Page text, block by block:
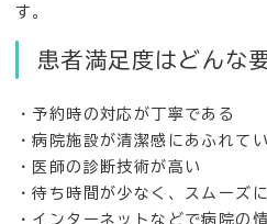
す。
患者満足度はどんな
・予約時の対応が丁寧である
・病院施設が清潔感にあふれて
・医師の診断技術が高い
・待ち時間が少なく、スムーズ
・インターネットなどで病院の